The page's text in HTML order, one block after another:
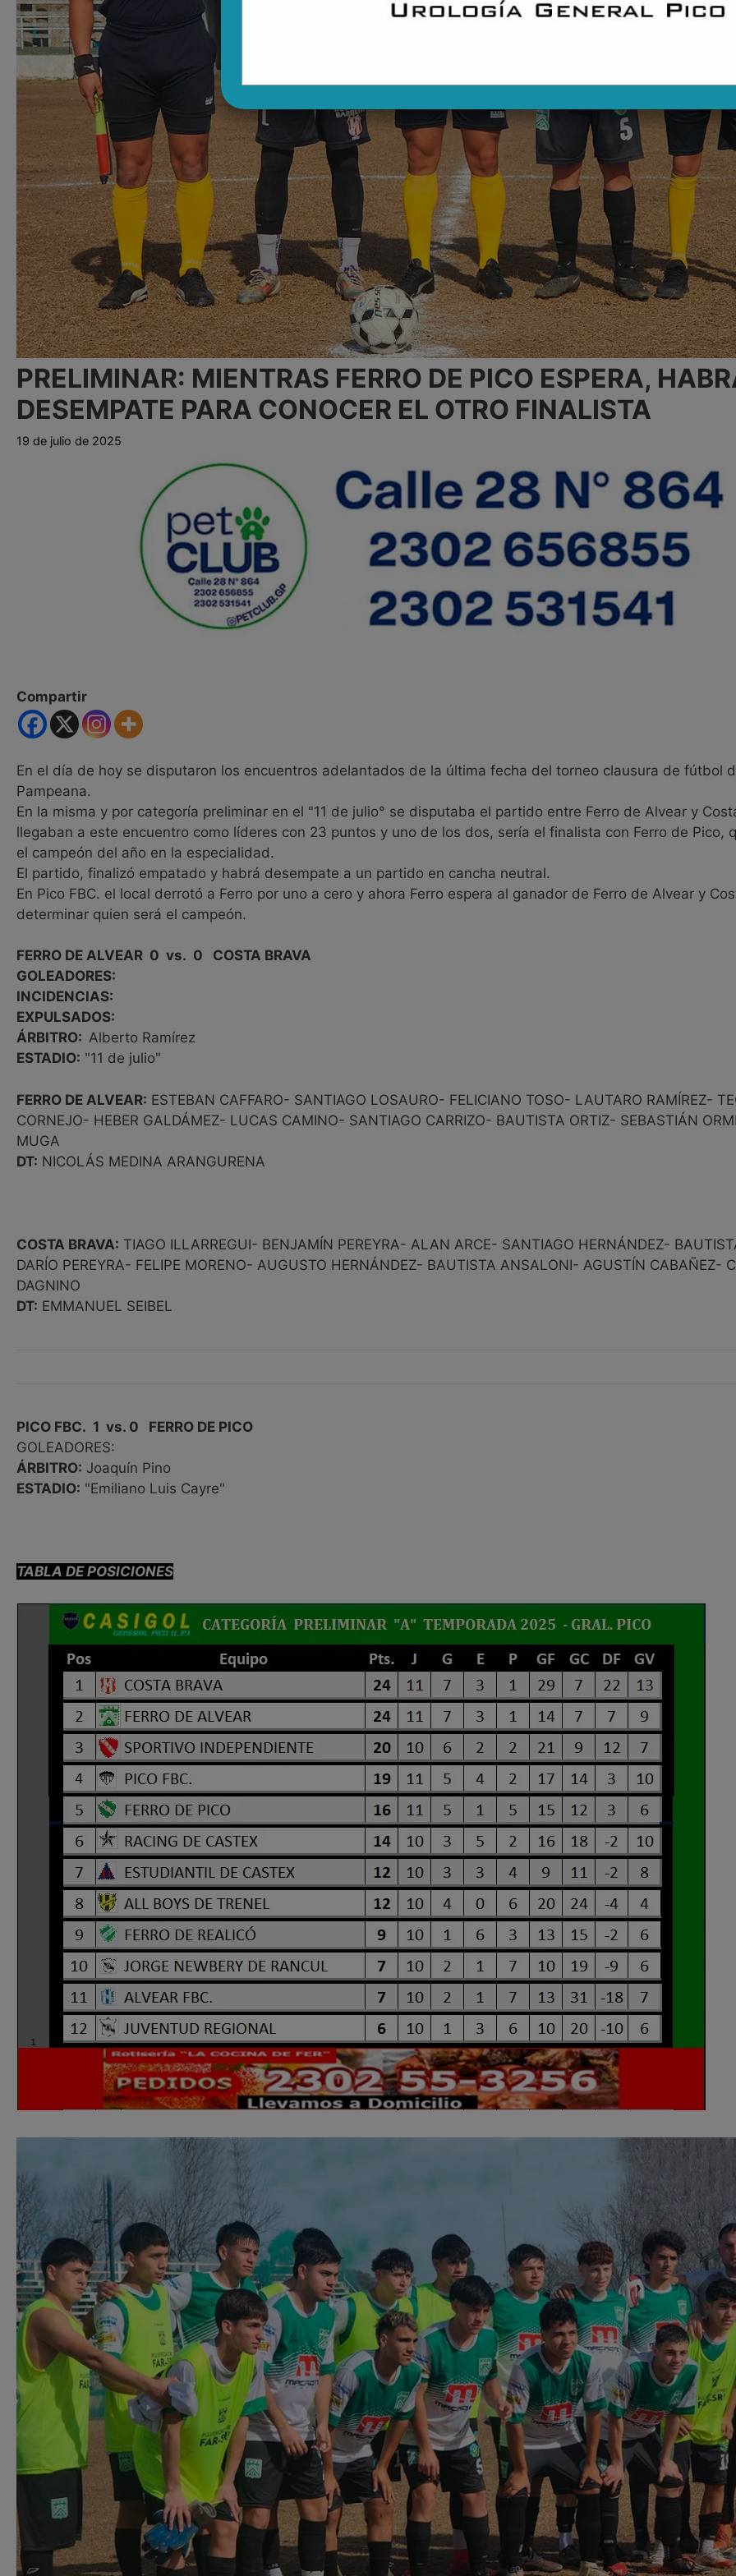
PRELIMINAR: MIENTRAS FERRO DE PICO ESPERA,
DESEMPATE PARA CONOCER EL OTRO FINALISTA
19 de julio de 2025
Compartir
En el día de hoy se disputaron los encuentros adelantados de la última fecha del torneo clausura de fútbol
Pampeana.
En la misma y por categoría preliminar en el "11 de julio° se disputaba el partido entre Ferro de Alvear y
llegaban a este encuentro como líderes con 23 puntos y uno de los dos, sería el finalista con Ferro de Pico,
el campeón del año en la especialidad.
El partido, finalizó empatado y habrá desempate a un partido en cancha neutral.
En Pico FBC. el local derrotó a Ferro por uno a cero y ahora Ferro espera al ganador de Ferro de Alvear y
determinar quien será el campeón.
FERRO DE ALVEAR 0 vs. 0 COSTA BRAVA
GOLEADORES:
INCIDENCIAS:
EXPULSADOS:
ÁRBITRO: Alberto Ramírez
ESTADIO: "11 de julio"
FERRO DE ALVEAR: ESTEBAN CAFFARO- SANTIAGO LOSAURO- FELICIANO TOSO- LAUTARO RAMÍREZ-
CORNEJO- HEBER GALDÁMEZ- LUCAS CAMINO- SANTIAGO CARRIZO- BAUTISTA ORTIZ- SEBASTIÁN
MUGA
DT: NICOLÁS MEDINA ARANGURENA
COSTA BRAVA: TIAGO ILLARREGUI- BENJAMÍN PEREYRA- ALAN ARCE- SANTIAGO HERNÁNDEZ-
DARÍO PEREYRA- FELIPE MORENO- AUGUSTO HERNÁNDEZ- BAUTISTA ANSALONI- AGUSTÍN CABAÑEZ-
DAGNINO
DT: EMMANUEL SEIBEL
PICO FBC. 1 vs. 0 FERRO DE PICO
GOLEADORES:
ÁRBITRO: Joaquín Pino
ESTADIO: "Emiliano Luis Cayre"
TABLA DE POSICIONES